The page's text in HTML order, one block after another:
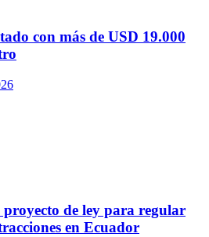
con más de USD 19.000
proyecto de ley para regular
en Ecuador